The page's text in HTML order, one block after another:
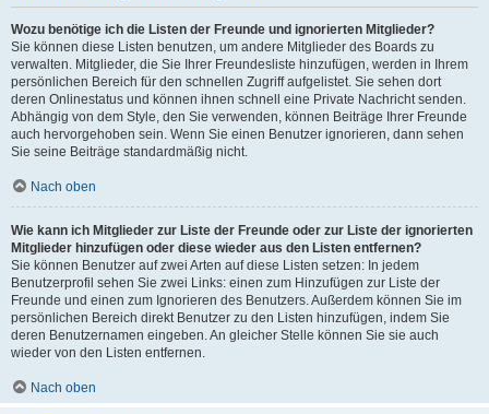
Wozu benötige ich die Listen der Freunde und ignorierten Mitglieder?
Sie können diese Listen benutzen, um andere Mitglieder des Boards zu
verwalten. Mitglieder, die Sie Ihrer Freundesliste hinzufügen, werden in Ihrem
persönlichen Bereich für den schnellen Zugriff aufgelistet. Sie sehen dort
deren Onlinestatus und können ihnen schnell eine Private Nachricht senden.
Abhängig von dem Style, den Sie verwenden, können Beiträge Ihrer Freunde
auch hervorgehoben sein. Wenn Sie einen Benutzer ignorieren, dann sehen
Sie seine Beiträge standardmäßig nicht.
Nach oben
Wie kann ich Mitglieder zur Liste der Freunde oder zur Liste der ignorierten
Mitglieder hinzufügen oder diese wieder aus den Listen entfernen?
Sie können Benutzer auf zwei Arten auf diese Listen setzen: In jedem
Benutzerprofil sehen Sie zwei Links: einen zum Hinzufügen zur Liste der
Freunde und einen zum Ignorieren des Benutzers. Außerdem können Sie im
persönlichen Bereich direkt Benutzer zu den Listen hinzufügen, indem Sie
deren Benutzernamen eingeben. An gleicher Stelle können Sie sie auch
wieder von den Listen entfernen.
Nach oben